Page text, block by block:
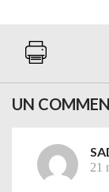
UN
21